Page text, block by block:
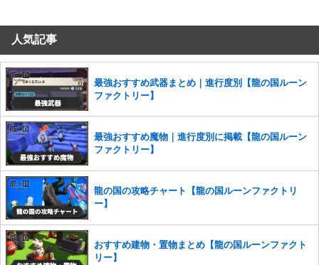
コメントの削除を申請する
せていただきます。ご了承ください。
※一度削除したコメントは復元ができませんのでご注意くだ
さい。
また、過度な利用規約の違反や、弊社に損害の及ぶ内容の書き込みがあ
った場合は、法的措置をとらせていただく場合もございますので、あら
かじめご理解くださいませ。
人気記事
最強おすすめ武器まとめ｜進行度別【龍の国ルーン
ファクトリー】
最強おすすめ魔物｜進行度別に掲載【龍の国ルーン
ファクトリー】
龍の国の攻略チャート【龍の国ルーンファクトリ
ー】
おすすめ建物・置物まとめ【龍の国ルーンファクト
リー】